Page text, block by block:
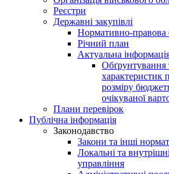
Реєстри
Державні закупівлі
Нормативно-правова
Річний план
Актуальна
Обґрунтування
характеристик
розміру
очікуваної
Плани перевірок
Публічна інформація
Законодавство
Закони та інші
Локальні та
управління